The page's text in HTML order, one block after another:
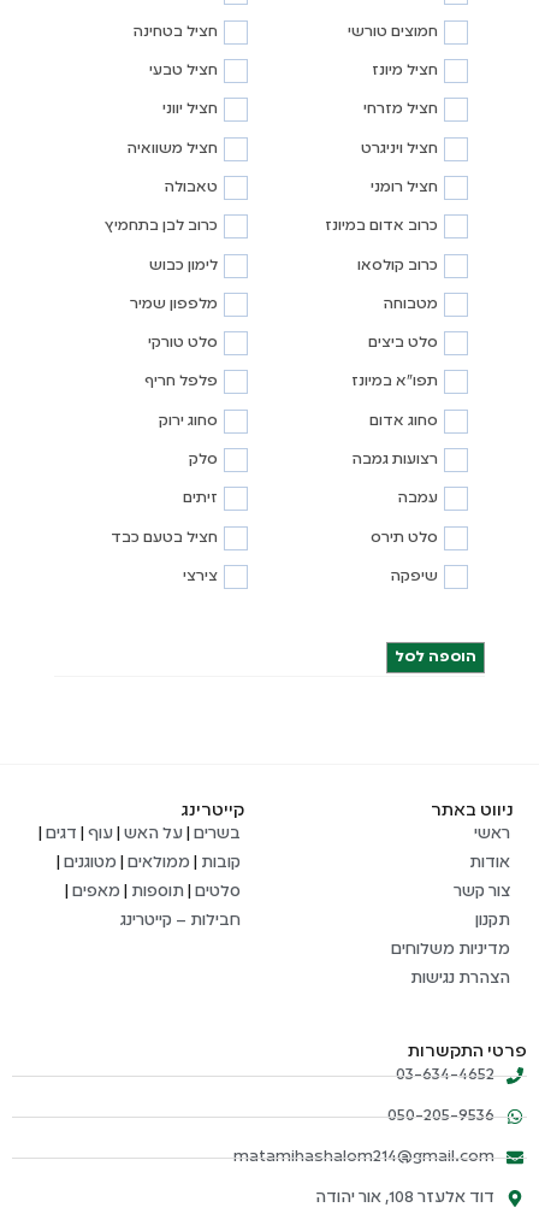
חמוצים טורשי חציל בטחינה
חציל מיונז חציל טבעי
חציל מזרחי חציל יווני
חציל ויניגרט חציל משוואיה
חציל רומני טאבולה
כרוב אדום במיונז כרוב לבן בתחמיץ
כרוב קולסאו לימון כבוש
מטבוחה מלפפון שמיר
סלט ביצים סלט טורקי
תפו"א במיונז פלפל חריף
סחוג אדום סחוג ירוק
רצועות גמבה סלק
עמבה זיתים
סלט תירס חציל בטעם כבד
שיפקה צירצי
הוספה לסל
ניווט באתר
ראשי
אודות
צור קשר
תקנון
מדיניות משלוחים
הצהרת נגישות
קייטרינג
בשרים |על האש |עוף דגים
קובות
ממולאים מטוגנים
סלטים |תוספות מאפים
חבילות – קייטרינג
פרטי התקשרות
03-634-4652
050-205-9536
matamihashalom214@gmail.com
דוד אלעזר 108, אור יהודה